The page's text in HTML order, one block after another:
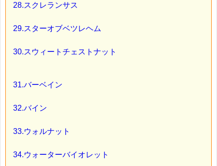
28.スクレランサス
29.スターオブベツレヘム
30.スウィートチェストナット
31.バーベイン
32.バイン
33.ウォルナット
34.ウォーターバイオレット